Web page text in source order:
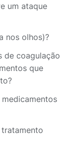
um ataque
nos olhos)?
de coagulação
que